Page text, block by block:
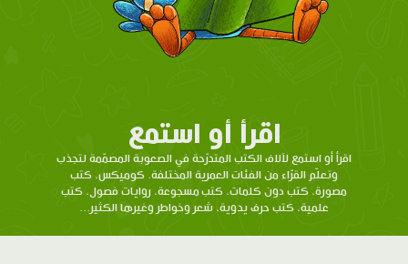
اقرأ أو استمع
اقرأ أو استمع لآلاف الكتب المتدرّحة في الصعوبة المصمّمة لتجذب
وتعلّم القرّاء من الفئات العمرية المختلفة. كوميكس، كتب
مصورة، كتب دون كلمات، كتب مسجوعة، روايات فصول، كتب
علمية، كتب حرف يدوية، شعر وخواطر وغيرها الكثير...